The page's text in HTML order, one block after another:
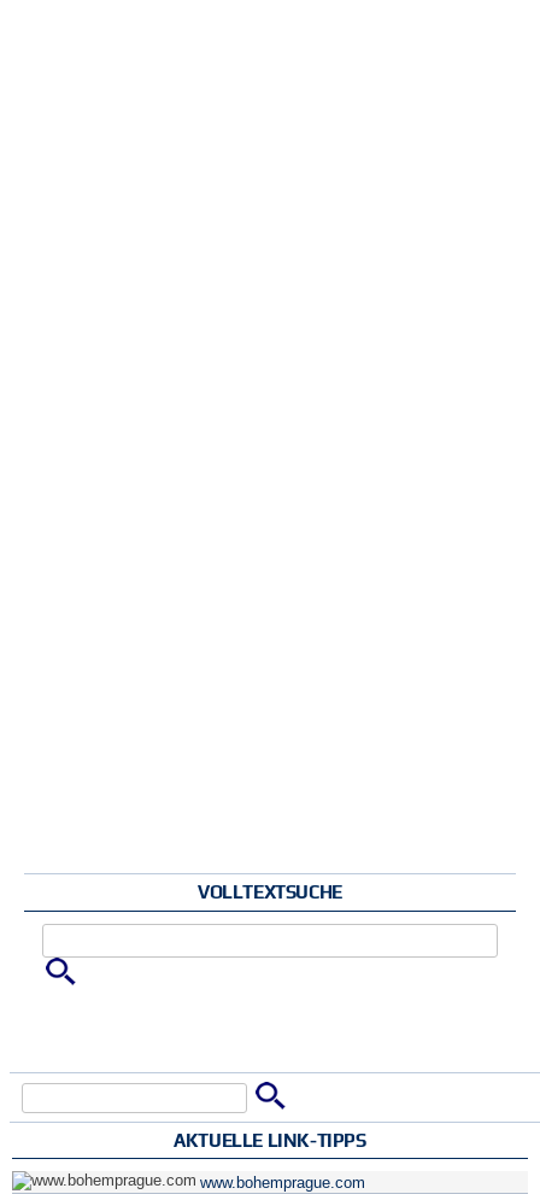
VOLLTEXTSUCHE
AKTUELLE LINK-TIPPS
www.bohemprague.com